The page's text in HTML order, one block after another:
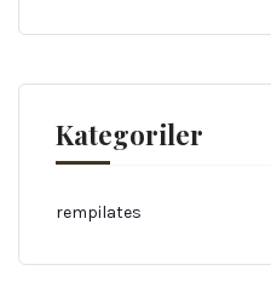
Kategoriler
rempilates